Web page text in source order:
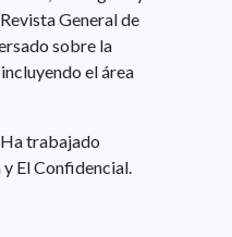
General de
sobre la
el área
Ha trabajado
El Confidencial.